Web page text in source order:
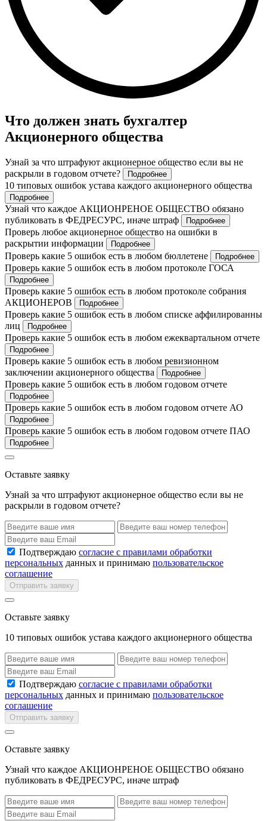
Что должен знать бухгалтер
Акционерного общества
Узнай за что штрафуют акционерное общество если вы не
раскрыли в годовом отчете?
Подробнее
10 типовых ошибок устава каждого акционерного общества
Подробнее
Узнай что каждое АКЦИОНРЕНОЕ ОБЩЕСТВО обязано
публиковать в ФЕДРЕСУРС, иначе штраф
Подробнее
Проверь любое акционерное общество на ошибки в
раскрытии информации
Подробнее
Проверь какие 5 ошибок есть в любом бюллетене Подробнее
Проверь какие 5 ошибок есть в любом протоколе ГОСА
Подробнее
Проверь какие 5 ошибок есть в любом протоколе собрания
АКЦИОНЕРОВ
Подробнее
Проверь какие 5 ошибок есть в любом списке аффилированны
лиц
Подробнее
Проверь какие 5 ошибок есть в любом ежеквартальном отчете
Подробнее
Проверь какие 5 ошибок есть в любом ревизионном
заключении акционерного общества
Подробнее
Проверь какие 5 ошибок есть в любом годовом отчете
Подробнее
Проверь какие 5 ошибок есть в любом годовом отчете АО
Подробнее
Проверь какие 5 ошибок есть в любом годовом отчете ПАО
Подробнее
Оставьте заявку
Узнай за что штрафуют акционерное общество если вы не
раскрыли в годовом отчете?
Подтверждаю согласие с правилами обработки
персональных данных и принимаю пользовательское
соглашение
Отправить заявку
Оставьте заявку
10 типовых ошибок устава каждого акционерного общества
Подтверждаю согласие с правилами обработки
персональных данных и принимаю пользовательское
соглашение
Отправить заявку
Оставьте заявку
Узнай что каждое АКЦИОНРЕНОЕ ОБЩЕСТВО обязано
публиковать в ФЕДРЕСУРС, иначе штраф